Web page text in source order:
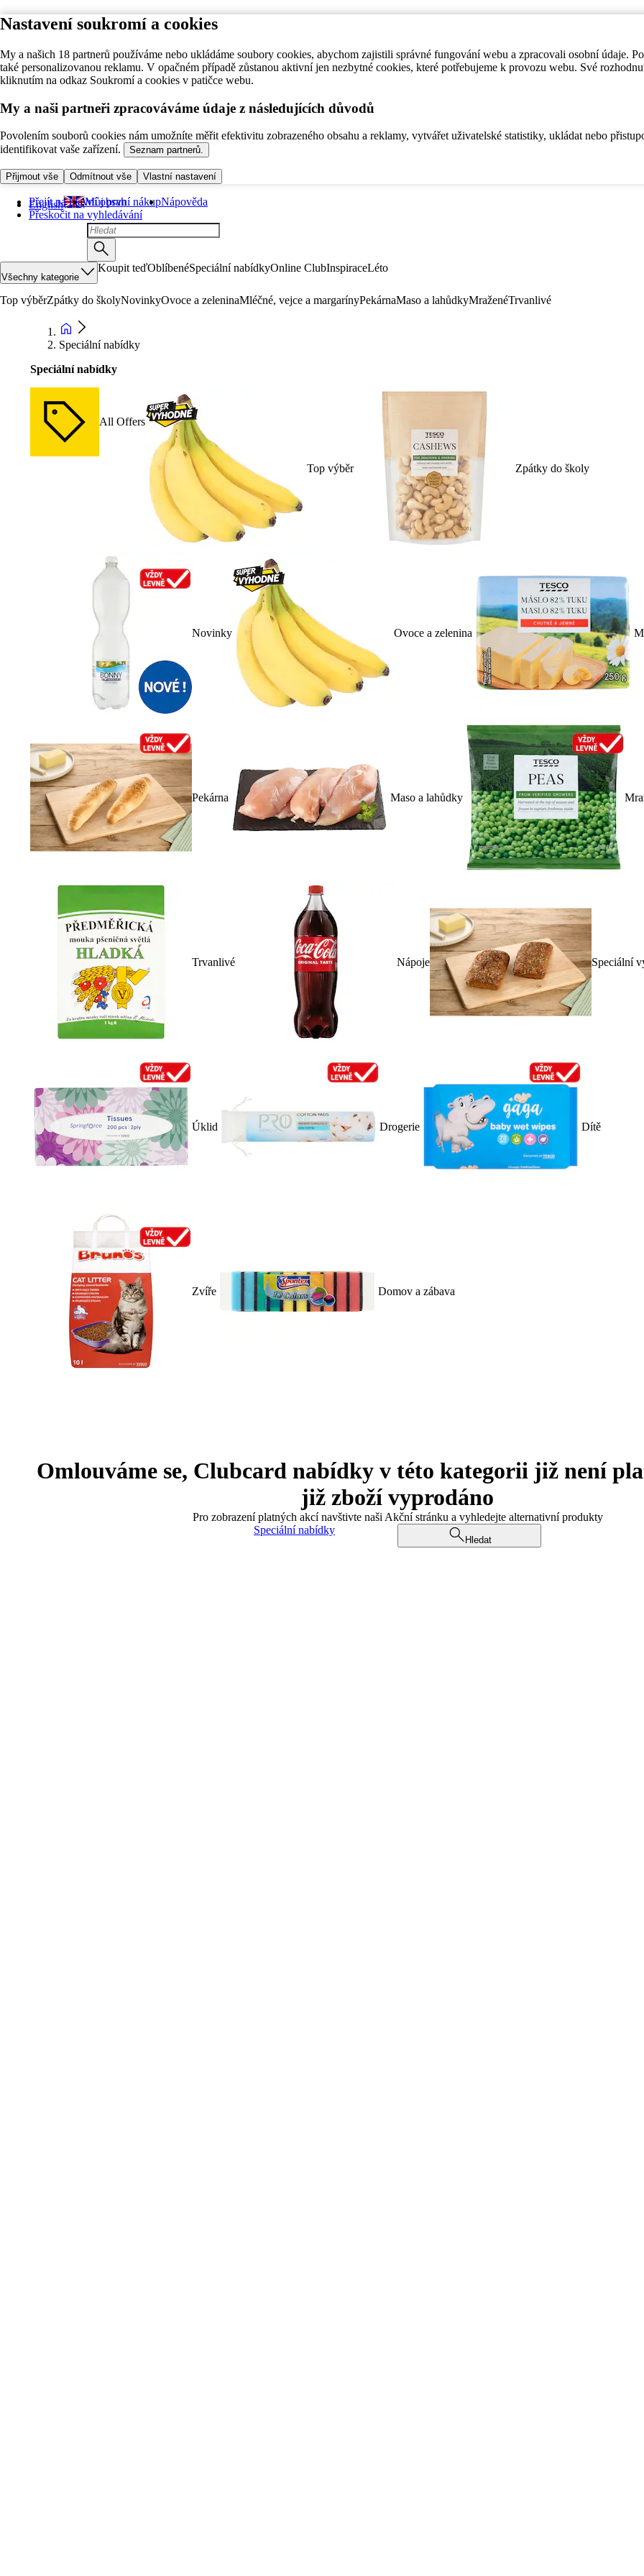
Nastavení soukromí a cookies
My a našich 18 partnerů používáme nebo ukládáme soubory cookies, abychom zajistili správné fungování webu a zpracovali osobní údaje.
také personalizovanou reklamu. V opačném případě zůstanou aktivní jen nezbytné cookies, které potřebujeme k provozu webu. Své
kliknutím na odkaz Soukromí a cookies v patičce webu.
My a naši partneři zpracováváme údaje z následujících důvodů
Povolením souborů cookies nám umožníte měřit efektivitu zobrazeného obsahu a reklamy, vytvářet uživatelské statistiky, ukládat nebo
identifikovat vaše zařízení.
Seznam partnerů.
Přijmout vše Odmítnout vše Vlastní nastavení
Přejít na hlavní obsah
Přeskočit na vyhledávání
English Můj první nákupNápověda
Všechny kategorie
Koupit teďOblíbenéSpeciální nabídkyOnline ClubInspiraceLéto
Top výběrZpátky do školyNovinkyOvoce a zeleninaMléčné, vejce a margarínyPekárnaMaso a lahůdkyMraženéTrvanlivé
Speciální nabídky
Speciální nabídky
All Offers
Top výběr Zpátky do školy
Novinky Ovoce a zelenina
Pekárna Maso a lahůdky
Trvanlivé Nápoje Speciální
Úklid Drogerie Dítě
Zvíře Domov a zábava
Omlouváme se, Clubcard nabídky v této kategorii již není
již zboží vyprodáno
Pro zobrazení platných akcí navštivte naši Akční stránku a vyhledejte alternativní produkty
Speciální nabídky
Hledat